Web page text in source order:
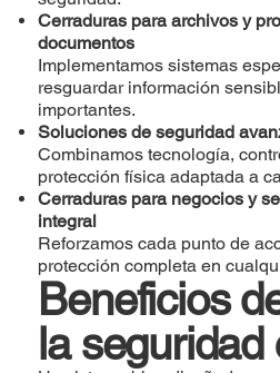
Cerraduras para archivos y
documentos
Implementamos sistemas
resguardar información
importantes.
Soluciones de seguridad
Combinamos tecnología,
protección física adaptada a
Cerraduras para negocios y
integral
Reforzamos cada punto de
protección completa en
Beneficios
la seguridad